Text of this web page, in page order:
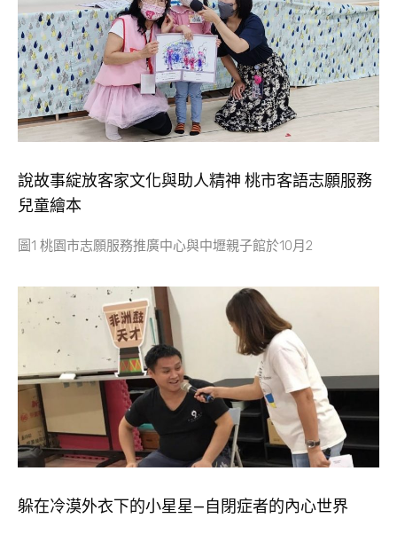
說故事綻放客家文化與助人精神 桃市客語志願服務
兒童繪本
圖1 桃園市志願服務推廣中心與中壢親子館於10月2
躲在冷漠外衣下的小星星—自閉症者的內心世界